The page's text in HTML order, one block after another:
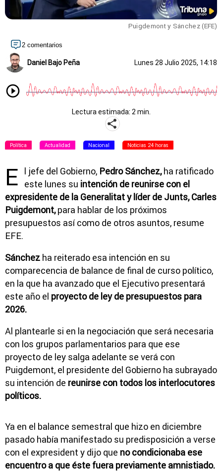
Puigdemont y Sánchez (EFE)
2 comentarios
Daniel Bajo Peña Lunes 28 Julio 2025, 14:18
Lectura estimada: 2 min.
Política Actualidad Nacional Noticias 24 horas
E l jefe del Gobierno, Pedro Sánchez,ha ratificado
este lunes su intención de reunirse con el
expresidente de la Generalitat y líder de Junts, Carles
Puigdemont,para hablar de los próximos
presupuestos así como de otros asuntos, resume
EFE.
Sánchez ha reiterado esa intención en su
comparecencia de balance de final de curso político,
en la que ha avanzado que el Ejecutivo presentará
este año el proyecto de ley de presupuestos para
2026.
Al plantearle si en la negociación que será necesaria
con los grupos parlamentarios para que ese
proyecto de ley salga adelante se verá con
Puigdemont, el presidente del Gobierno ha subrayado
su intención de reunirse con todos los interlocutores
políticos.
Ya en el balance semestral que hizo en diciembre
pasado había manifestado su predisposición a verse
con el expresident y dijo que no condicionaba ese
encuentro a que éste fuera previamente amnistiado.